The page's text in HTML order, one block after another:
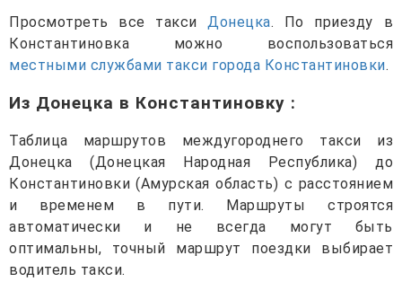
Просмотреть все таксиДонецка. По приезду в
Константиновка можно воспользоваться
местными службами такси города Константиновки.
Из Донецка в Константиновку :
Таблица маршрутов междугороднего такси из
Донецка (Донецкая Народная Республика) до
Константиновки (Амурская область) с расстоянием
и временем в пути. Маршруты строятся
автоматически и не всегда могут быть
оптимальны, точный маршрут поездки выбирает
водитель такси.